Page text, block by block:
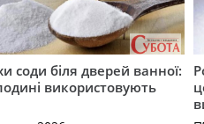
соди біля дверей ванної:
використовують